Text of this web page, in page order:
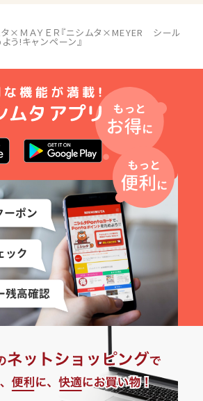
×ＭＡＹＥＲ『ニシムタ×MEYER シール
う!キャンペーン』